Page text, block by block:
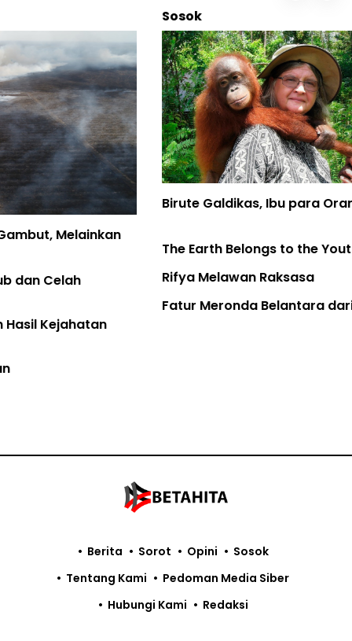
Birute Galdikas, Ibu para Orangutan, telah Pulang
The Earth Belongs to the Youth
Rifya Melawan Raksasa
Fatur Meronda Belantara dari Udara
Berita Sorot Opini
Sosok
Tentang Kami
Pedoman Media Siber
Hubungi Kami
Redaksi